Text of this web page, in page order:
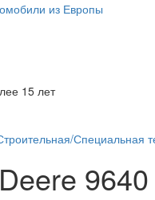
из Европы
15 лет
Специальная
9640